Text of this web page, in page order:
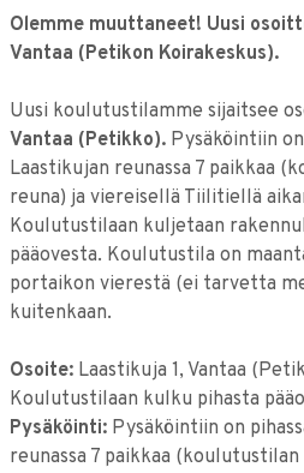
Olemme muuttaneet! Uusi
Vantaa (Petikon Koirakeskus).
Uusi koulutustilamme sijaitsee
Vantaa (Petikko). Pysäköintiin
Laastikujan reunassa 7 paikkaa
reuna) ja viereisellä Tiilitiellä
Koulutustilaan kuljetaan
pääovesta. Koulutustila on
portaikon vierestä (ei tarvetta
kuitenkaan.
Osoite: Laastikuja 1, Vantaa
Koulutustilaan kulku pihasta
Pysäköinti: Pysäköintiin on
reunassa 7 paikkaa